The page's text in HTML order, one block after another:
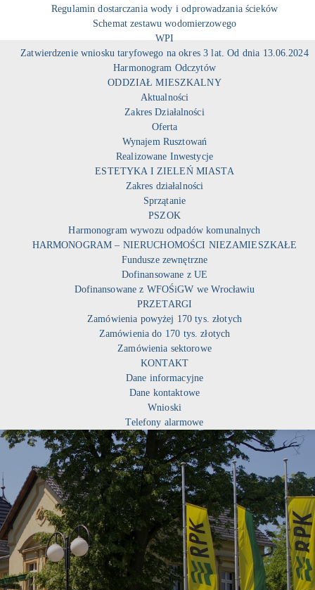
Regulamin dostarczania wody i odprowadzania ścieków
Schemat zestawu wodomierzowego
WPI
Zatwierdzenie wniosku taryfowego na okres 3 lat. Od dnia 13.06.2024
Harmonogram Odczytów
ODDZIAŁ MIESZKALNY
Aktualności
Zakres Działalności
Oferta
Wynajem Rusztowań
Realizowane Inwestycje
ESTETYKA I ZIELEŃ MIASTA
Zakres działalności
Sprzątanie
PSZOK
Harmonogram wywozu odpadów komunalnych
HARMONOGRAM – NIERUCHOMOŚCI NIEZAMIESZKAŁE
Fundusze zewnętrzne
Dofinansowane z UE
Dofinansowane z WFOŚiGW we Wrocławiu
PRZETARGI
Zamówienia powyżej 170 tys. złotych
Zamówienia do 170 tys. złotych
Zamówienia sektorowe
KONTAKT
Dane informacyjne
Dane kontaktowe
Wnioski
Telefony alarmowe